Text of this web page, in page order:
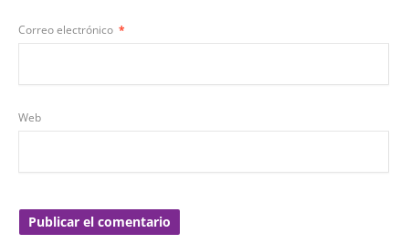
Correo electrónico *
Web